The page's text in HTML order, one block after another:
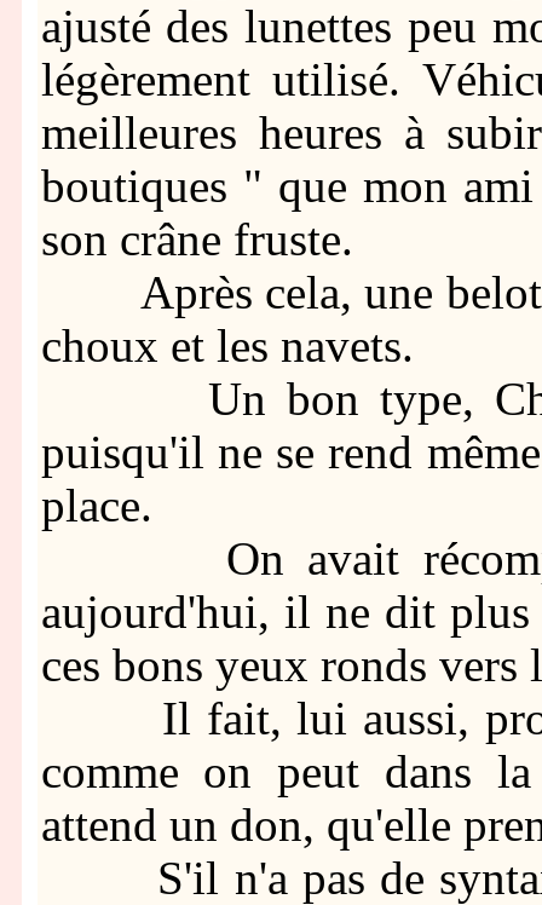
ajusté des lunettes peu
légèrement utilisé.
meilleures heures à
boutiques " que mon
son crâne fruste.
Après cela, une belote
choux et les navets.
Un bon type,
puisqu'il ne se rend
place.
On avait
aujourd'hui, il ne dit
ces bons yeux ronds
Il fait, lui aussi,
comme on peut dans
attend un don, qu'elle
S'il n'a pas de